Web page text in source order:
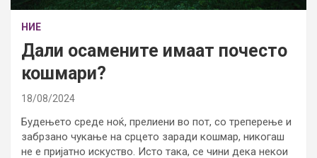
НИЕ
Дали осамените имаат почесто
кошмари?
18/08/2024
Будењето среде ноќ, прелиени во пот, со треперење и
забрзано чукање на срцето заради кошмар, никогаш
не е пријатно искуство. Исто така, се чини дека некои